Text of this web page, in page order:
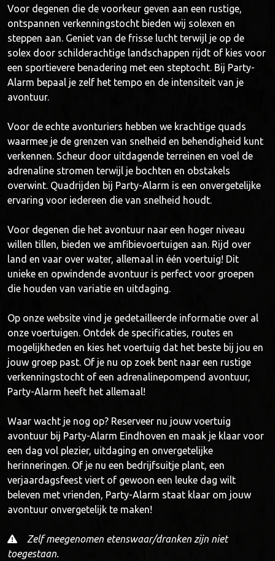
Voor degenen die de voorkeur geven aan een rustige,
ontspannen verkenningstocht bieden wij solexen en
steppen aan. Geniet van de frisse lucht terwijl je op de
solex door schilderachtige landschappen rijdt of kies voor
een sportievere benadering met een steptocht. Bij Party-
Alarm bepaal je zelf het tempo en de intensiteit van je
avontuur.
Voor de echte avonturiers hebben we krachtige quads
waarmee je de grenzen van snelheid en behendigheid kunt
verkennen. Scheur door uitdagende terreinen en voel de
adrenaline stromen terwijl je bochten en obstakels
overwint. Quadrijden bij Party-Alarm is een onvergetelijke
ervaring voor iedereen die van snelheid houdt.
Voor degenen die het avontuur naar een hoger niveau
willen tillen, bieden we amfibievoertuigen aan. Rijd over
land en vaar over water, allemaal in één voertuig! Dit
unieke en opwindende avontuur is perfect voor groepen
die houden van variatie en uitdaging.
Op onze website vind je gedetailleerde informatie over al
onze voertuigen. Ontdek de specificaties, routes en
mogelijkheden en kies het voertuig dat het beste bij jou en
jouw groep past. Of je nu op zoek bent naar een rustige
verkenningstocht of een adrenalinepompend avontuur,
Party-Alarm heeft het allemaal!
Waar wacht je nog op? Reserveer nu jouw voertuig
avontuur bij Party-Alarm Eindhoven en maak je klaar voor
een dag vol plezier, uitdaging en onvergetelijke
herinneringen. Of je nu een bedrijfsuitje plant, een
verjaardagsfeest viert of gewoon een leuke dag wilt
beleven met vrienden, Party-Alarm staat klaar om jouw
avontuur onvergetelijk te maken!
Zelf meegenomen etenswaar/dranken zijn niet
toegestaan.